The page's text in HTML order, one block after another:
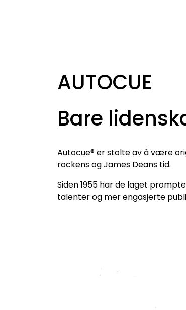
AUTOCUE
Bare
Autocue® er stolte av å være
rockens og James Deans tid.
Siden 1955 har de laget
talenter og mer engasjerte